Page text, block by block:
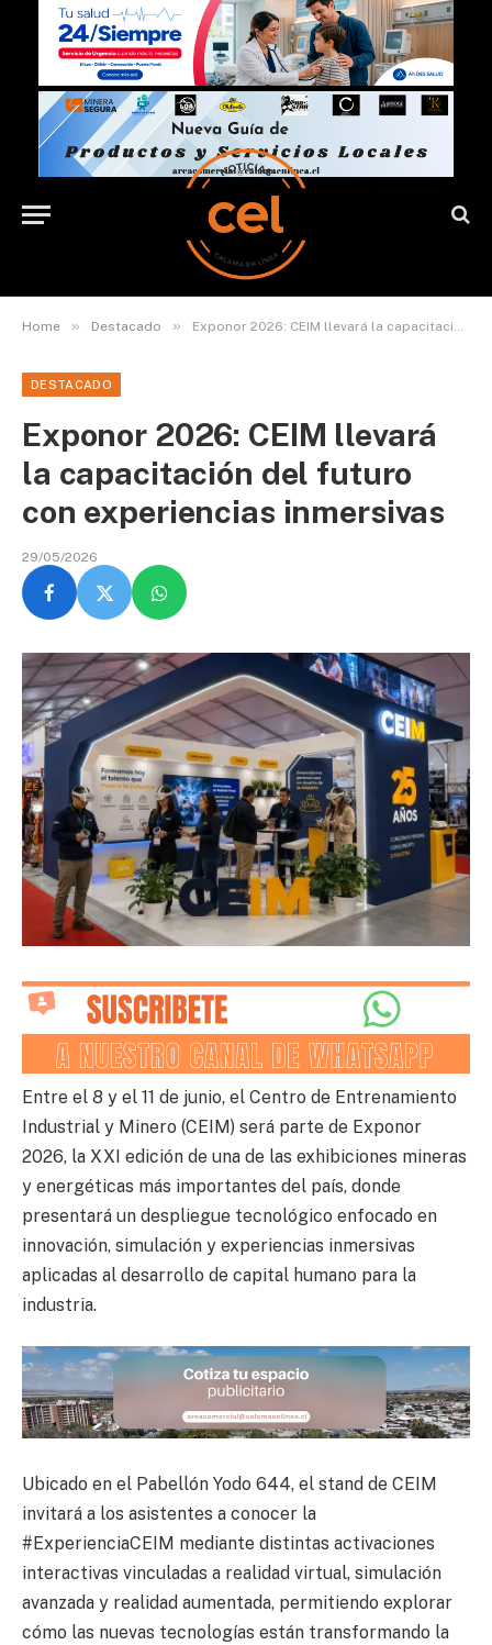
Home » Destacado » Exponor 2026: CEIM llevará la capacitación del futuro con experiencias inmersivas
DESTACADO
Exponor 2026: CEIM llevará
la capacitación del futuro
con experiencias inmersivas
29/05/2026
Entre el 8 y el 11 de junio, el Centro de Entrenamiento
Industrial y Minero (CEIM) será parte de Exponor
2026, la XXI edición de una de las exhibiciones mineras
y energéticas más importantes del país, donde
presentará un despliegue tecnológico enfocado en
innovación, simulación y experiencias inmersivas
aplicadas al desarrollo de capital humano para la
industria.
Ubicado en el Pabellón Yodo 644, el stand de CEIM
invitará a los asistentes a conocer la
#ExperienciaCEIM mediante distintas activaciones
interactivas vinculadas a realidad virtual, simulación
avanzada y realidad aumentada, permitiendo explorar
cómo las nuevas tecnologías están transformando la